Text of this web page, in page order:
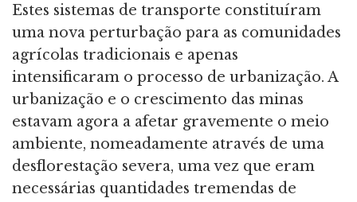
Estes sistemas de transporte constituíram
uma nova perturbação para as comunidades
agrícolas tradicionais e apenas
intensificaram o processo de urbanização. A
urbanização e o crescimento das minas
estavam agora a afetar gravemente o meio
ambiente, nomeadamente através de uma
desflorestação severa, uma vez que eram
necessárias quantidades tremendas de